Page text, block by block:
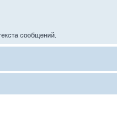
сообщений.